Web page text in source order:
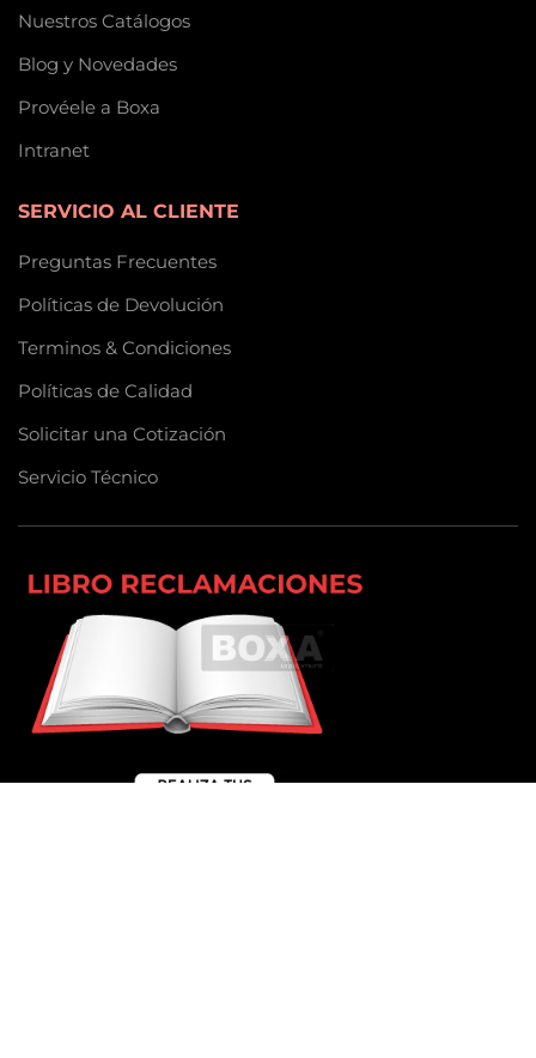
Nuestros Catálogos
Blog y Novedades
Provéele a Boxa
Intranet
SERVICIO AL CLIENTE
Preguntas Frecuentes
Políticas de Devolución
Terminos & Condiciones
Políticas de Calidad
Solicitar una Cotización
Servicio Técnico